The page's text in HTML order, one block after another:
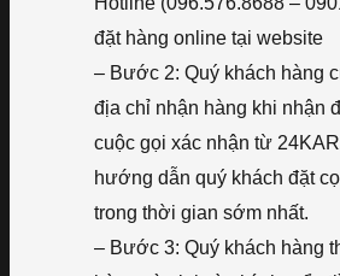
đặt hàng online tại website
– Bước 2: Quý khách hàng
địa chỉ nhận hàng khi nhận
cuộc gọi xác nhận từ
hướng dẫn quý khách đặt
trong thời gian sớm nhất.
– Bước 3: Quý khách hàng